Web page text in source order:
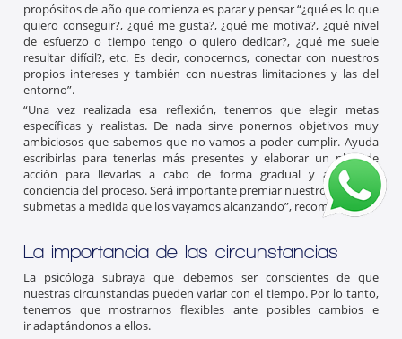
propósitos de año que comienza es parar y pensar “¿qué es lo que
quiero conseguir?, ¿qué me gusta?, ¿qué me motiva?, ¿qué nivel
de esfuerzo o tiempo tengo o quiero dedicar?, ¿qué me suele
resultar difícil?, etc. Es decir, conocernos, conectar con nuestros
propios intereses y también con nuestras limitaciones y las del
entorno”.
“Una vez realizada esa reflexión, tenemos que elegir metas
específicas y realistas. De nada sirve ponernos objetivos muy
ambiciosos que sabemos que no vamos a poder cumplir. Ayuda
escribirlas para tenerlas más presentes y elaborar un plan de
acción para llevarlas a cabo de forma gradual y así tomar
conciencia del proceso. Será importante premiar nuestros logros o
submetas a medida que los vayamos alcanzando”, recomienda.
La importancia de las circunstancias
La psicóloga subraya que debemos ser conscientes de que
nuestras circunstancias pueden variar con el tiempo. Por lo tanto,
tenemos que mostrarnos flexibles ante posibles cambios e
ir adaptándonos a ellos.